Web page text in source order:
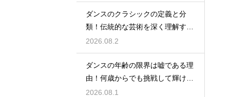
ダンスのクラシックの定義と分
類！伝統的な芸術を深く理解する
ための鍵
2026.08.2
ダンスの年齢の限界は嘘である理
由！何歳からでも挑戦して輝ける
という事実
2026.08.1